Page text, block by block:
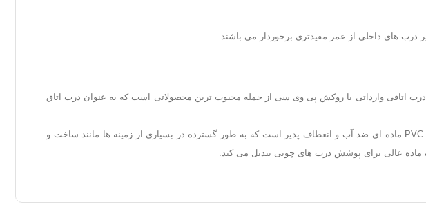
درب های داخلی از عمر مفیدتری برخوردار می باشند.
اتاقی وارداتی با روکش پی وی سی از جمله محبوب ترین محصولاتی است که به عنوان درب اتاق
درب با روکش پی وی سی که به نام درب داخلی PVC نیز شناخته می شود، در واقع یک درب چوبی با روکش PVC است. PVC ماده ای ضد آب و انعطاف پذیر است که به طور گسترده در بسیاری از زمینه ها مانند ساخت و
ماده عالی برای پوشش درب های چوبی تبدیل می کند.